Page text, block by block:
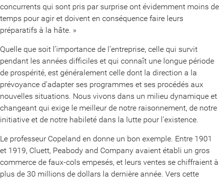
concurrents qui sont pris par surprise ont évidemment moins de
temps pour agir et doivent en conséquence faire leurs
préparatifs à la hâte. »
Quelle que soit l’importance de l’entreprise, celle qui survit
pendant les années difficiles et qui connaît une longue période
de prospérité, est généralement celle dont la direction a la
prévoyance d’adapter ses programmes et ses procédés aux
nouvelles situations. Nous vivons dans un milieu dynamique et
changeant qui exige le meilleur de notre raisonnement, de notre
initiative et de notre habileté dans la lutte pour l’existence.
Le professeur Copeland en donne un bon exemple. Entre 1901
et 1919, Cluett, Peabody and Company avaient établi un gros
commerce de faux-cols empesés, et leurs ventes se chiffraient à
plus de 30 millions de dollars la dernière année. Vers cette